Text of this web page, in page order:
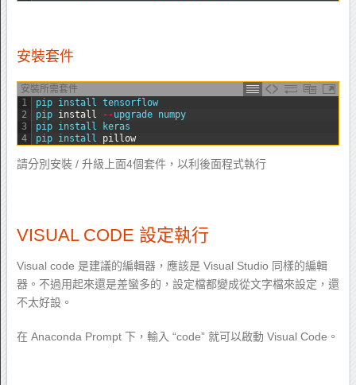
安裝套件
安裝所需套件
1
2
3
4
pip install tensorflow
pip install --upgrade numpy
pip install
keras
pip install pillow
請分別安裝 / 升級上面4個套件，以利後面程式執行
VISUAL CODE 設定執行
Visual code 是建議的編輯器，應該是 Visual Studio 同樣的編輯
器。不過用起來還是差蠻多的，設定檔都變成從文字檔來設定，還
不太好設。
在 Anaconda Prompt 下，輸入 “code” 就可以啟動 Visual Code。